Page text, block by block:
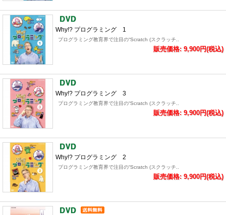
Why!? プログラミング 1
プログラミング教育界で注目の“Scratch (スクラッチ..
販売価格: 9,900円(税込)
Why!? プログラミング 3
プログラミング教育界で注目の“Scratch (スクラッチ..
販売価格: 9,900円(税込)
Why!? プログラミング 2
プログラミング教育界で注目の“Scratch (スクラッチ..
販売価格: 9,900円(税込)